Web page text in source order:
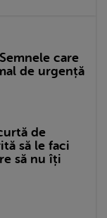
care
de urgență
de
să le faci
să nu îți